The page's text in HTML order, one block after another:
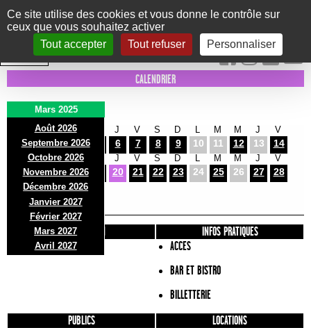
Panneau de gestion des cookies
Ce site utilise des cookies et vous donne le contrôle sur
ceux que vous souhaitez activer
Tout accepter
Tout refuser Personnaliser
Le Marni
CONCERTS DANSE/CIRQUE THÉÂTRE KIDS EXPOS EVENTS
INTRA MUROS
CALENDRIER
Mars 2025
Août 2026
Septembre 2026
Octobre 2026
Novembre 2026
Décembre 2026
Janvier 2027
Février 2027
Mars 2027
Avril 2027
D
2
L
3
M
4
J
6
V
7
S
8
D
9 10
M
11
M
12
J
13
V
14
D
16
L
17
M
18
J
20
V
21
S
22
D
23 24
M
25
M
26
J
27
V
28
D
30
L
31
PRÉSENTATION
INFOS PRATIQUES
ACCES
BAR ET BISTRO
BILLETTERIE
PUBLICS
LOCATIONS